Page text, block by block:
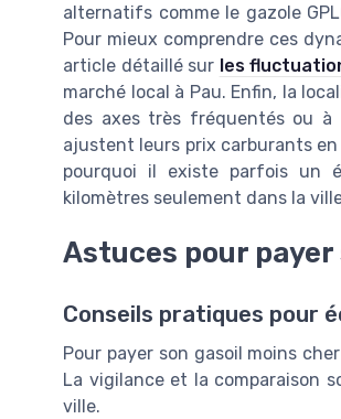
alternatifs comme le gazole
Pour mieux comprendre ces
article détaillé sur les
marché local à Pau. Enfin, la
des axes très fréquentés ou à
ajustent leurs prix carburants
pourquoi il existe parfois un
kilomètres seulement dans la
Astuces pour payer
Conseils pratiques pour
Pour payer son gasoil moins
La vigilance et la comparaison
ville.